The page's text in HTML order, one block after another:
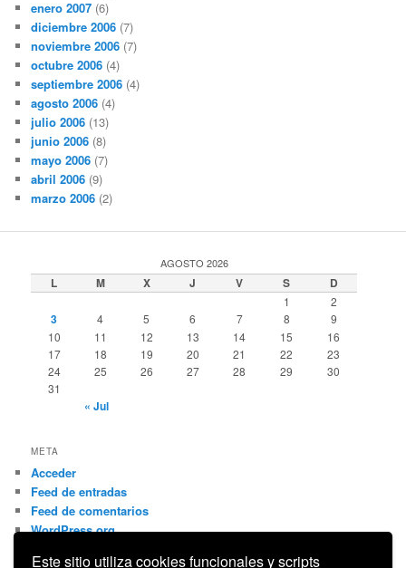
Este sitio utiliza cookies funcionales y scripts
enero 2007 (6)
diciembre 2006 (7)
noviembre 2006 (7)
octubre 2006 (4)
septiembre 2006 (4)
agosto 2006 (4)
julio 2006 (13)
junio 2006 (8)
mayo 2006 (7)
abril 2006 (9)
marzo 2006 (2)
AGOSTO 2026
L M X J V S D
1 2
3 4 5 6 7 8
9
10
11 12 13 14 15
16
17
18 19 20 21 22
23
24
25 26 27 28 29
30
31
« Jul
META
Acceder
Feed de entradas
Feed de comentarios
WordPress.org